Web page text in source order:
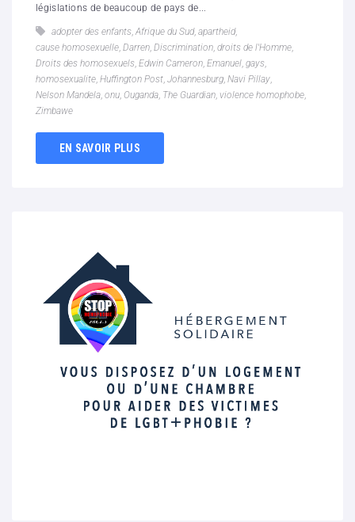
législations de beaucoup de pays de...
adopter des enfants, Afrique du Sud, apartheid,
cause homosexuelle, Darren, Discrimination, droits de l'Homme,
Droits des homosexuels, Edwin Cameron, Emanuel, gays,
homosexualite, Huffington Post, Johannesburg, Navi Pillay,
Nelson Mandela, onu, Ouganda, The Guardian, violence homophobe,
Zimbawe
EN SAVOIR PLUS